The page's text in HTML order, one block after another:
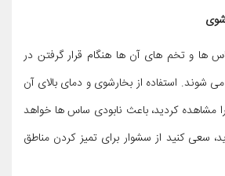
ها و تخم‌ های آن‌ ها هنگام قرار گرفتن در
‌شوند. استفاده از بخارشوی و دمای بالای آن
مشاهده کردید، باعث نابودی ساس ها خواهد
سعی کنید از سشوار برای تمیز کردن مناطق